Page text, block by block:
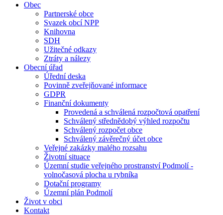
Obec
Partnerské obce
Svazek obcí NPP
Knihovna
SDH
Užitečné odkazy
Ztráty a nálezy
Obecní úřad
Úřední deska
Povinně zveřejňované informace
GDPR
Finanční dokumenty
Provedená a schválená rozpočtová opatření
Schválený střednědobý výhled rozpočtu
Schválený rozpočet obce
Schválený závěrečný účet obce
Veřejné zakázky malého rozsahu
Životní situace
Územní studie veřejného prostranství Podmolí -
volnočasová plocha u rybníka
Dotační programy
Územní plán Podmolí
Život v obci
Kontakt